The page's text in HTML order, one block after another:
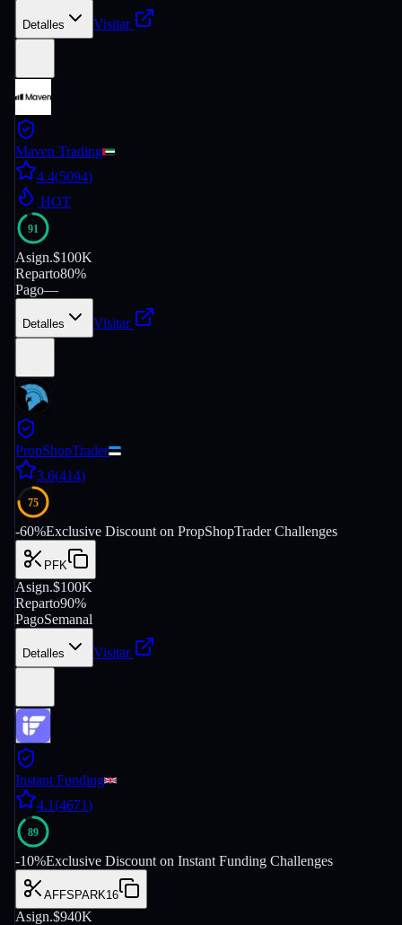
Detalles Visitar
Maven Trading
4.4(5094)
HOT
91
Asign.$100K
Reparto80%
Pago—
Detalles Visitar
PropShopTrader
3.6(414)
75
-60%Exclusive Discount on PropShopTrader Challenges
PFK
Asign.$100K
Reparto90%
PagoSemanal
Detalles Visitar
Instant Funding
4.1(4671)
89
-10%Exclusive Discount on Instant Funding Challenges
AFFSPARK16
Asign.$940K